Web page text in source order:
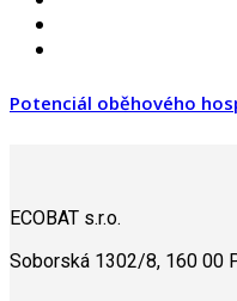
Potenciál oběhového
ECOBAT s.r.o.
Soborská 1302/8, 160 00